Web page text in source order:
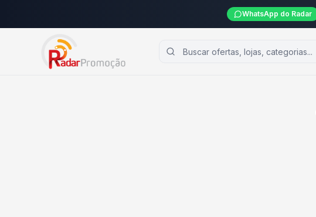
WhatsApp do Radar